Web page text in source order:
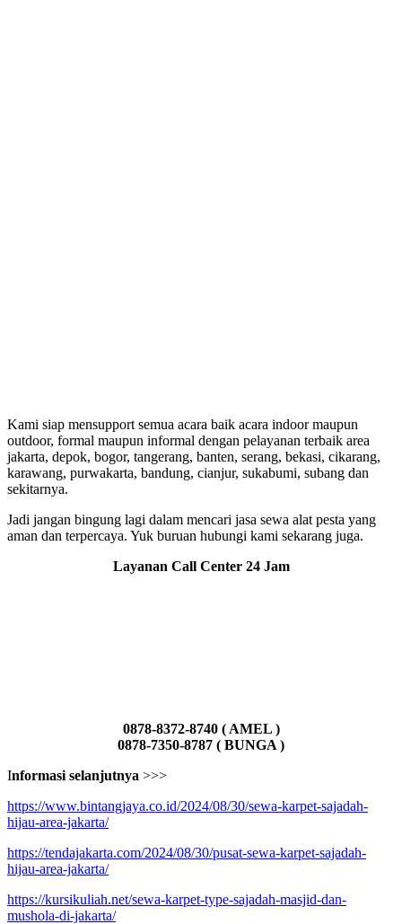
Kami siap mensupport semua acara baik acara indoor maupun
outdoor, formal maupun informal dengan pelayanan terbaik area
jakarta, depok, bogor, tangerang, banten, serang, bekasi, cikarang,
karawang, purwakarta, bandung, cianjur, sukabumi, subang dan
sekitarnya.
Jadi jangan bingung lagi dalam mencari jasa sewa alat pesta yang
aman dan terpercaya. Yuk buruan hubungi kami sekarang juga.
Layanan Call Center 24 Jam
0878-8372-8740 ( AMEL )
0878-7350-8787 ( BUNGA )
Informasi selanjutnya >>>
https://www.bintangjaya.co.id/2024/08/30/sewa-karpet-sajadah-
hijau-area-jakarta/
https://tendajakarta.com/2024/08/30/pusat-sewa-karpet-sajadah-
hijau-area-jakarta/
https://kursikuliah.net/sewa-karpet-type-sajadah-masjid-dan-
mushola-di-jakarta/